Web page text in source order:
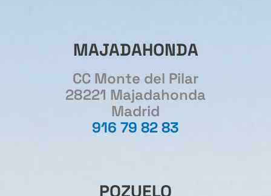
MAJADAHONDA
CC Monte del Pilar
28221 Majadahonda
Madrid
916 79 82 83
POZUELO